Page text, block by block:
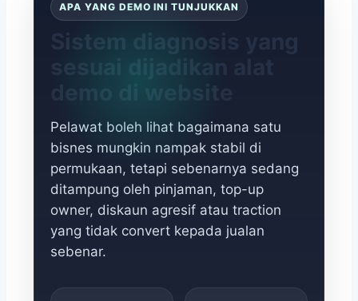
APA YANG DEMO INI TUNJUKKAN
Sistem diagnosis yang
Pelawat boleh lihat bagaimana satu
bisnes mungkin nampak stabil di
permukaan, tetapi sebenarnya sedang
ditampung oleh pinjaman, top-up
owner, diskaun agresif atau traction
yang tidak convert kepada jualan
sebenar.